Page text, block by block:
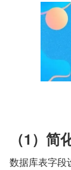
（1）简
数据库表字段